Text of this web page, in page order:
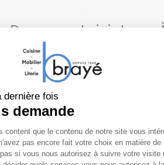
Documents joints
intérieure et d‘équilibre. Il sert
beaucoup de travail manuel
arrondie, lisse, mais pas trop
les veines d’une feuille,
sensible nécessite 22 heures
sur demande. Contactez-nous